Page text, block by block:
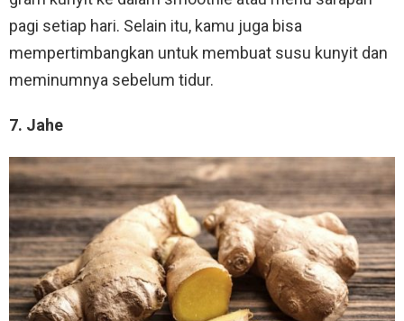
pagi setiap hari. Selain itu, kamu juga bisa
mempertimbangkan untuk membuat susu kunyit dan
meminumnya sebelum tidur.
7. Jahe